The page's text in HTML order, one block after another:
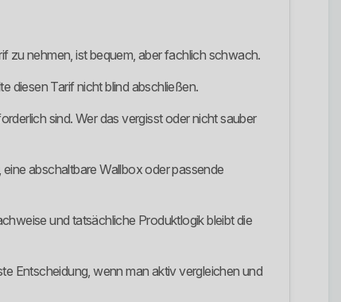
zu nehmen, ist bequem, aber fachlich schwach.
diesen Tarif nicht blind abschließen.
sind. Wer das vergisst oder nicht sauber
abschaltbare Wallbox oder passende
und tatsächliche Produktlogik bleibt die
Entscheidung, wenn man aktiv vergleichen und